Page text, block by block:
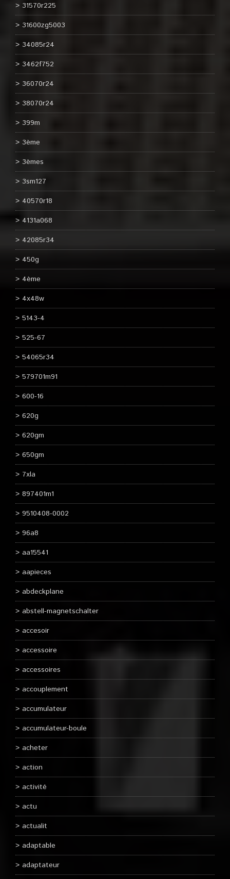
31570r225
31600zg5003
34085r24
3462f752
36070r24
38070r24
399m
3ème
3èmes
3sm127
40570r18
4131a068
42085r34
450g
4ème
4x48w
5143-4
525-67
54065r34
579701m91
600-16
620g
620gm
650gm
7xla
897401m1
9510408-0002
96a8
aa15541
aapieces
abdeckplane
abstell-magnetschalter
accesoir
accessoire
accessoires
accouplement
accumulateur
accumulateur-boule
acheter
action
activité
actu
actualit
adaptable
adaptateur